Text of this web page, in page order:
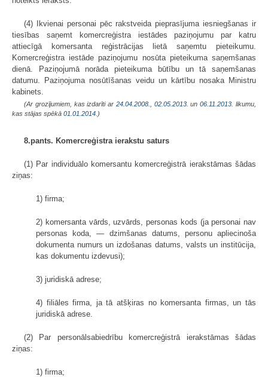
(4) Ikvienai personai pēc rakstveida pieprasījuma iesniegšanas ir
tiesības saņemt komercreģistra iestādes paziņojumu par katru
attiecīgā komersanta reģistrācijas lietā saņemtu pieteikumu.
Komercreģistra iestāde paziņojumu nosūta pieteikuma saņemšanas
dienā. Paziņojumā norāda pieteikuma būtību un tā saņemšanas
datumu. Paziņojuma nosūtīšanas veidu un kārtību nosaka Ministru
kabinets.
(Ar grozījumiem, kas izdarīti ar 24.04.2008. 02.05.2013. un06.11.2013 . likumu,
kas stājas spēkā 01.01.2014. )
8.pants. Komercreģistra ierakstu saturs
(1) Par individuālo komersantu komercreģistrā ierakstāmas šādas
ziņas:
1) firma;
2) komersanta vārds, uzvārds, personas kods (ja personai nav
personas koda, — dzimšanas datums, personu apliecinoša
dokumenta numurs un izdošanas datums, valsts un institūcija,
kas dokumentu izdevusi);
3) juridiskā adrese;
4) filiāles firma, ja tā atšķiras no komersanta firmas, un tās
juridiskā adrese.
(2) Par personālsabiedrību komercreģistrā ierakstāmas šādas
ziņas:
1) firma;